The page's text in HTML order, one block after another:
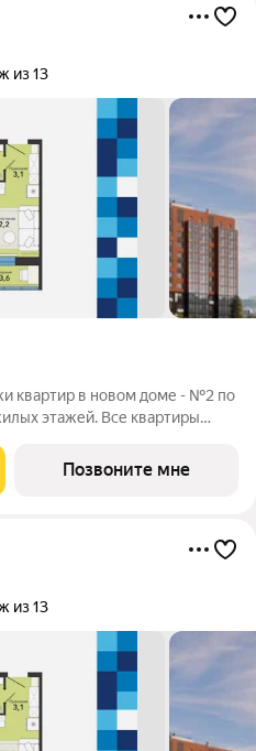
из 13
квартир в новом доме - №2 по
этажей. Все квартиры
В квартирографии,
Позвоните мне
из 13